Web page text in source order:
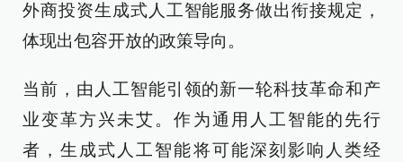
外商投资生成式人工智能服务做出衔接规定，
体现出包容开放的政策导向。
当前，由人工智能引领的新一轮科技革命和产
业变革方兴未艾。作为通用人工智能的先行
者，生成式人工智能将可能深刻影响人类经